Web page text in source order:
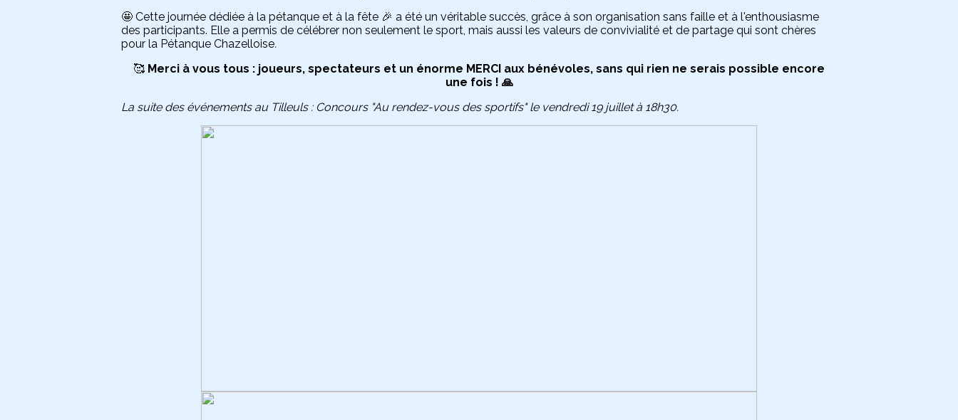
🤩 Cette journée dédiée à la pétanque et à la fête 🎉 a été un véritable succès, grâce à son organisation sans faille et à l'enthousiasme
des participants. Elle a permis de célébrer non seulement le sport, mais aussi les valeurs de convivialité et de partage qui sont chères
pour la Pétanque Chazelloise.
🥰 Merci à vous tous : joueurs, spectateurs et un énorme MERCI aux bénévoles, sans qui rien ne serais possible encore
une fois ! 🙏
La suite des événements au Tilleuls : Concours "Au rendez-vous des sportifs" le vendredi 19 juillet à 18h30.